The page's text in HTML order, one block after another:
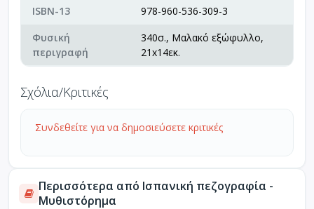
ISBN-13
978-960-536-309-3
Φυσική
περιγραφή
340σ., Μαλακό εξώφυλλο,
21x14εκ.
Σχόλια/Κριτικές
Συνδεθείτε για να δημοσιεύσετε κριτικές
Περισσότερα από Ισπανική πεζογραφία -
Μυθιστόρημα